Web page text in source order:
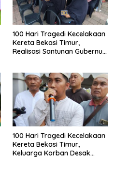
100 Hari Tragedi Kecelakaan
Kereta Bekasi Timur,
Realisasi Santunan Gubernur
100 Hari Tragedi Kecelakaan
Kereta Bekasi Timur,
Keluarga Korban Desak